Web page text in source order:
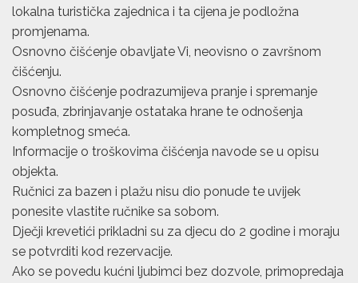
lokalna turistička zajednica i ta cijena je podložna
promjenama.
Osnovno čišćenje obavljate Vi, neovisno o završnom
čišćenju.
Osnovno čišćenje podrazumijeva pranje i spremanje
posuđa, zbrinjavanje ostataka hrane te odnošenja
kompletnog smeća.
Informacije o troškovima čišćenja navode se u opisu
objekta.
Ručnici za bazen i plažu nisu dio ponude te uvijek
ponesite vlastite ručnike sa sobom.
Dječji krevetići prikladni su za djecu do 2 godine i moraju
se potvrditi kod rezervacije.
Ako se povedu kućni ljubimci bez dozvole, primopredaja